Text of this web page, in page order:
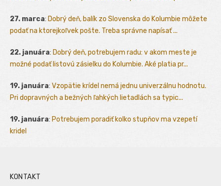
27. marca: Dobrý deň, balík zo Slovenska do Kolumbie môžete
podať na ktorejkoľvek pošte. Treba správne napísať ...
22. januára: Dobrý deň, potrebujem radu: v akom meste je
možné podať listovú zásielku do Kolumbie. Aké platia pr...
19. januára: Vzopätie krídel nemá jednu univerzálnu hodnotu.
Pri dopravných a bežných ľahkých lietadlách sa typic...
19. januára: Potrebujem poradiť kolko stupňov ma vzepetí
kridel
KONTAKT